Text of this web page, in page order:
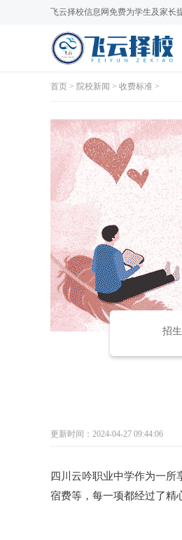
飞云择校信息网免费为学生及家长
首页 > 院校新闻 > 收费标准 >
招
更新时间：2024-04-27 09:44:06
四川云吟职业中学作为一
宿费等，每一项都经过了精